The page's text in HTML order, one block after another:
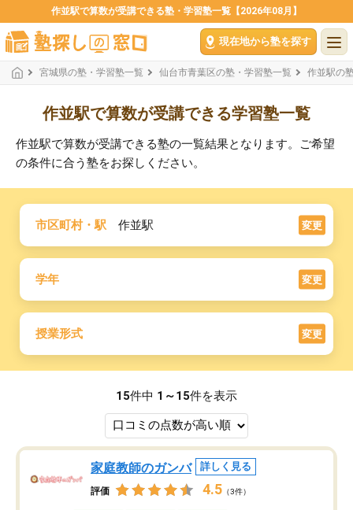
作並駅で算数が受講できる塾・学習塾一覧【2026年08月】
現在地から塾を探す
宮城県の塾・学習塾一覧 仙台市青葉区の塾・学習塾一覧 作並駅の
作並駅で算数が受講できる学習塾一覧
作並駅で算数が受講できる塾の一覧結果となります。ご希望
の条件に合う塾をお探しください。
市区町村・駅 作並駅 変更
学年 変更
授業形式 変更
15件中 1～15件を表示
家庭教師のガンバ 詳しく見る
評価 4.5 （3件）